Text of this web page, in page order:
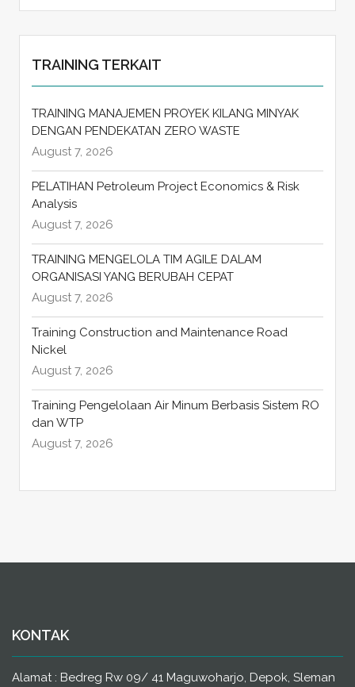
TRAINING TERKAIT
TRAINING MANAJEMEN PROYEK KILANG MINYAK
DENGAN PENDEKATAN ZERO WASTE
August 7, 2026
PELATIHAN Petroleum Project Economics & Risk
Analysis
August 7, 2026
TRAINING MENGELOLA TIM AGILE DALAM
ORGANISASI YANG BERUBAH CEPAT
August 7, 2026
Training Construction and Maintenance Road
Nickel
August 7, 2026
Training Pengelolaan Air Minum Berbasis Sistem RO
dan WTP
August 7, 2026
KONTAK
Alamat : Bedreg Rw 09/ 41 Maguwoharjo, Depok, Sleman